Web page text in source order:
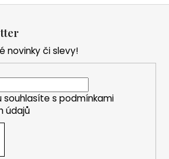
a
c
í
p
r
novinky či slevy!
souhlasíte s podmínkami
údajů